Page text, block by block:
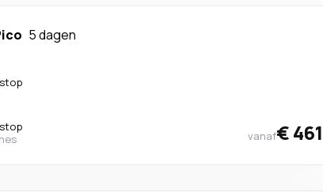
5 dagen
vanaf€ 461